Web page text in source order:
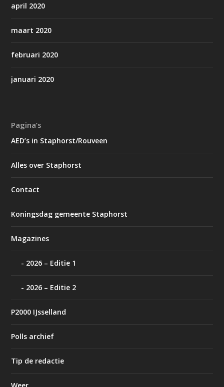
april 2020
maart 2020
februari 2020
januari 2020
Pagina’s
AED’s in Staphorst/Rouveen
Alles over Staphorst
Contact
Koningsdag gemeente Staphorst
Magazines
2026 – Editie 1
2026 – Editie 2
P2000 IJsselland
Polls archief
Tip de redactie